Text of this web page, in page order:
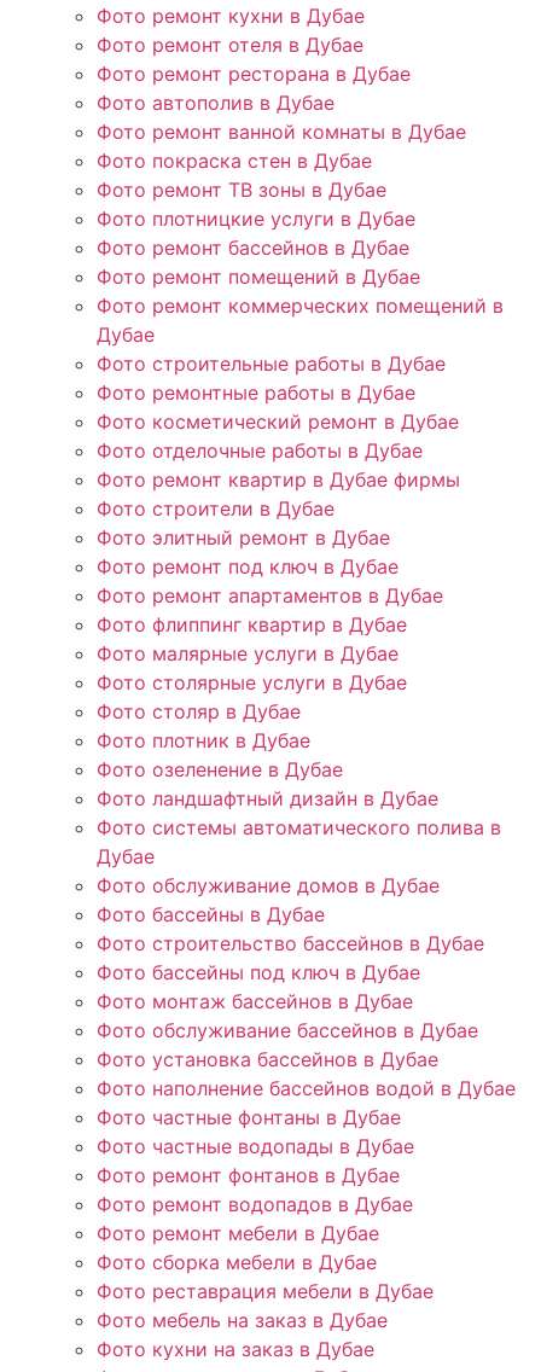
Фото ремонт кухни в Дубае
Фото ремонт отеля в Дубае
Фото ремонт ресторана в Дубае
Фото автополив в Дубае
Фото ремонт ванной комнаты в Дубае
Фото покраска стен в Дубае
Фото ремонт ТВ зоны в Дубае
Фото плотницкие услуги в Дубае
Фото ремонт бассейнов в Дубае
Фото ремонт помещений в Дубае
Фото ремонт коммерческих помещений в
Дубае
Фото строительные работы в Дубае
Фото ремонтные работы в Дубае
Фото косметический ремонт в Дубае
Фото отделочные работы в Дубае
Фото ремонт квартир в Дубае фирмы
Фото строители в Дубае
Фото элитный ремонт в Дубае
Фото ремонт под ключ в Дубае
Фото ремонт апартаментов в Дубае
Фото флиппинг квартир в Дубае
Фото малярные услуги в Дубае
Фото столярные услуги в Дубае
Фото столяр в Дубае
Фото плотник в Дубае
Фото озеленение в Дубае
Фото ландшафтный дизайн в Дубае
Фото системы автоматического полива в
Дубае
Фото обслуживание домов в Дубае
Фото бассейны в Дубае
Фото строительство бассейнов в Дубае
Фото бассейны под ключ в Дубае
Фото монтаж бассейнов в Дубае
Фото обслуживание бассейнов в Дубае
Фото установка бассейнов в Дубае
Фото наполнение бассейнов водой в Дубае
Фото частные фонтаны в Дубае
Фото частные водопады в Дубае
Фото ремонт фонтанов в Дубае
Фото ремонт водопадов в Дубае
Фото ремонт мебели в Дубае
Фото сборка мебели в Дубае
Фото реставрация мебели в Дубае
Фото мебель на заказ в Дубае
Фото кухни на заказ в Дубае